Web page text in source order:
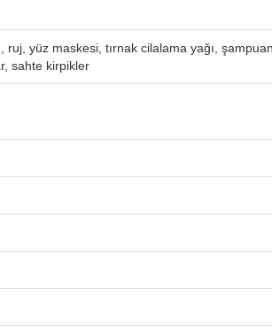
yüz maskesi, tırnak cilalama yağı,
sahte kirpikler